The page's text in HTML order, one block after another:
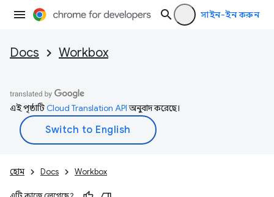
সাইন-ইন করুন
Docs Workbox
এই পৃষ্ঠাটিCloud Translation APIঅনুবাদ করেছে।
হোম Docs Workbox